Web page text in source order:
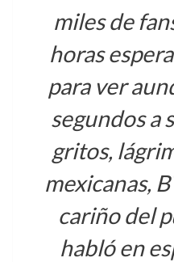
miles de
horas
para ver
segundos a
gritos,
mexicanas,
cariño del
habló en